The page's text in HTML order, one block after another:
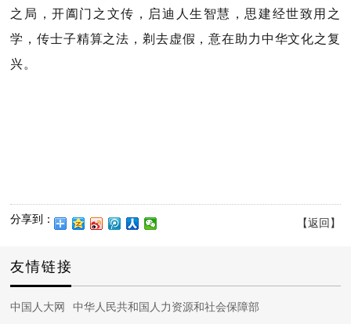
之局，开阖门之文传，启迪人生智慧，思建经世致用之
学，传士子精算之法，剃去虚假，意在助力中华文化之复
兴。
分享到： 【返回】
友情链接
中国人大网 中华人民共和国人力资源和社会保障部